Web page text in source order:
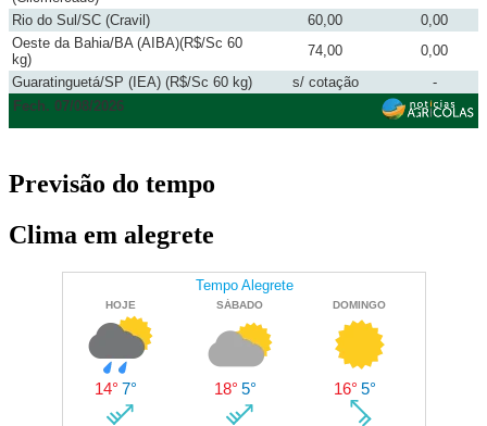
Rio do Sul/SC (Cravil)
60,00
0,00
Oeste da Bahia/BA (AIBA)(R$/Sc 60
kg)
74,00
0,00
Guaratinguetá/SP (IEA) (R$/Sc 60 kg)
s/ cotação
-
Fech. 07/08/2026
Previsão do tempo
Clima em alegrete